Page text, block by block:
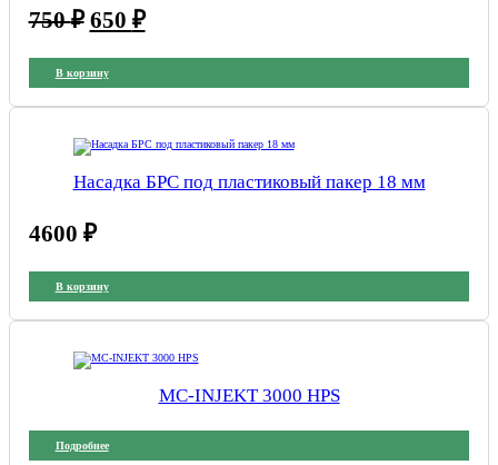
750₽ Первоначальная
составляла
750 ₽.
650 ₽Текущая
В корзину
Насадка БРС под пластиковый пакер 18 мм
4600 ₽
В корзину
MC-INJEKT 3000 HPS
Подробнее